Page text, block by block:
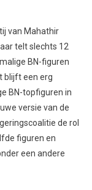
van Mahathir
telt slechts 12
BN-figuren
blijft een erg
BN-topfiguren in
versie van de
de rol
figuren en
een andere